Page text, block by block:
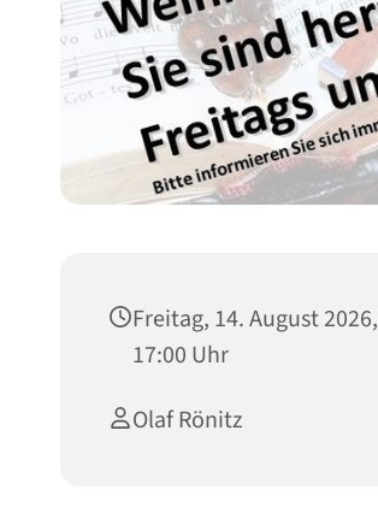
Freitag, 14. August 2026,
17:00 Uhr
Olaf Rönitz